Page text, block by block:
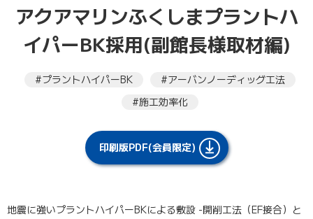
アクアマリンふくしまプラントハ
イパーBK採用(副館長様取材編)
#プラントハイパーBK
#アーバンノーディッグ工法
#施工効率化
印刷版PDF(会員限定)
地震に強いプラントハイパーBKによる敷設 -開削工法（EF接合）と